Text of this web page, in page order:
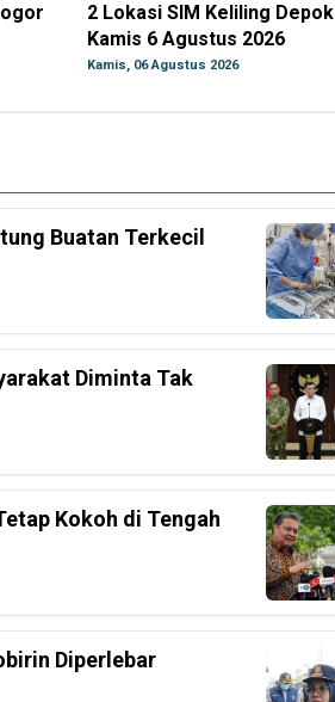
2 Lokasi SIM Keliling Depok
Kamis 6 Agustus 2026
Kamis, 06 Agustus 2026
Buatan Terkecil
Diminta Tak
Kokoh di Tengah
Diperlebar